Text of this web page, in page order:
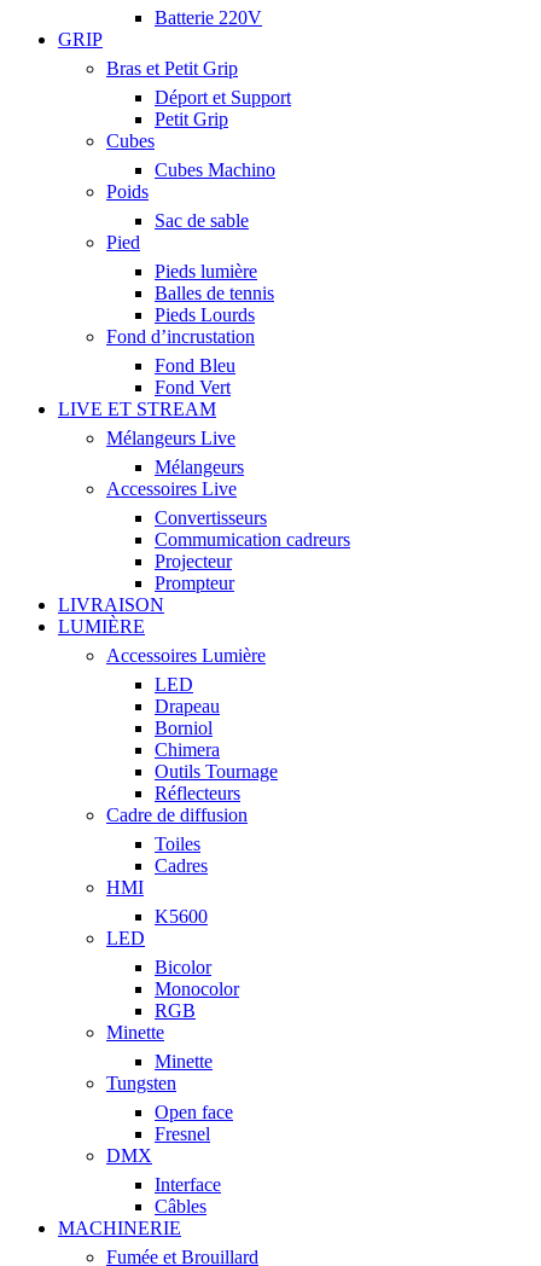
Batterie 220V
GRIP
Bras et Petit Grip
Déport et Support
Petit Grip
Cubes
Cubes Machino
Poids
Sac de sable
Pied
Pieds lumière
Balles de tennis
Pieds Lourds
Fond d’incrustation
Fond Bleu
Fond Vert
LIVE ET STREAM
Mélangeurs Live
Mélangeurs
Accessoires Live
Convertisseurs
Commumication cadreurs
Projecteur
Prompteur
LIVRAISON
LUMIÈRE
Accessoires Lumière
LED
Drapeau
Borniol
Chimera
Outils Tournage
Réflecteurs
Cadre de diffusion
Toiles
Cadres
HMI
K5600
LED
Bicolor
Monocolor
RGB
Minette
Minette
Tungsten
Open face
Fresnel
DMX
Interface
Câbles
MACHINERIE
Fumée et Brouillard